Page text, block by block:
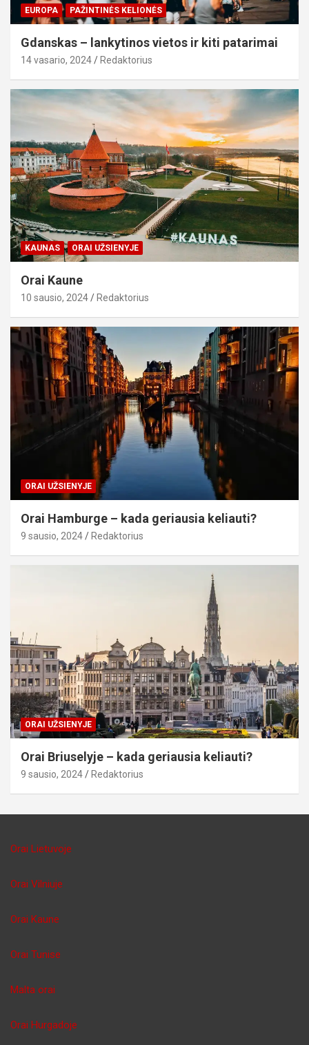
EUROPA PAŽINTINĖS KELIONĖS
Gdanskas – lankytinos vietos ir kiti patarimai
14 vasario, 2024 Redaktorius
KAUNAS ORAI UŽSIENYJE
Orai Kaune
10 sausio, 2024 Redaktorius
ORAI UŽSIENYJE
Orai Hamburge – kada geriausia keliauti?
9 sausio, 2024 Redaktorius
ORAI UŽSIENYJE
Orai Briuselyje – kada geriausia keliauti?
9 sausio, 2024 Redaktorius
Orai Lietuvoje
Orai Vilniuje
Orai Kaune
Orai Tunise
Malta orai
Orai Hurgadoje